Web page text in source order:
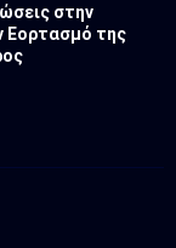
στην
Εορτασμό της